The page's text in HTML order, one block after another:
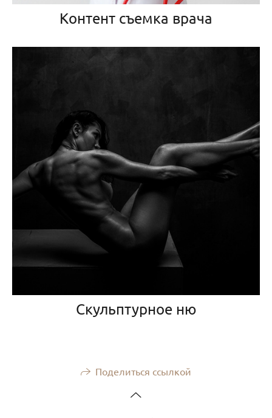
Контент съемка врача
Скульптурное ню
Поделиться ссылкой